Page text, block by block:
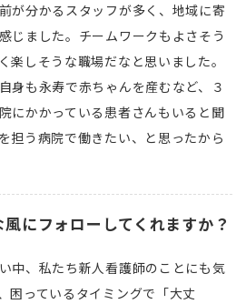
が分かるスタッフが多く、地域に寄
じました。チームワークもよさそう
楽しそうな職場だなと思いました。
身も永寿で赤ちゃんを産むなど、３
にかかっている患者さんもいると聞
担う病院で働きたい、と思ったから
にフォローしてくれますか？
中、私たち新人看護師のことにも気
困っているタイミングで「大丈